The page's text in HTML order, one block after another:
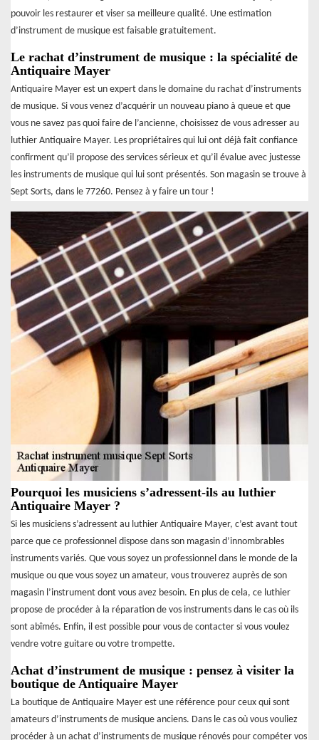
pouvoir les restaurer et viser sa meilleure qualité. Une estimation
d’instrument de musique est faisable gratuitement.
Le rachat d’instrument de musique : la spécialité de
Antiquaire Mayer
Antiquaire Mayer est un expert dans le domaine du rachat d’instruments
de musique. Si vous venez d’acquérir un nouveau piano à queue et que
vous ne savez pas quoi faire de l’ancienne, choisissez de vous adresser au
luthier Antiquaire Mayer. Les propriétaires qui lui ont déjà fait confiance
confirment qu’il propose des services sérieux et qu’il évalue avec justesse
les instruments de musique qui lui sont présentés. Son magasin se trouve à
Sept Sorts, dans le 77260. Pensez à y faire un tour !
Pourquoi les musiciens s’adressent-ils au luthier
Antiquaire Mayer ?
Si les musiciens s’adressent au luthier Antiquaire Mayer, c’est avant tout
parce que ce professionnel dispose dans son magasin d’innombrables
instruments variés. Que vous soyez un professionnel dans le monde de la
musique ou que vous soyez un amateur, vous trouverez auprès de son
magasin l’instrument dont vous avez besoin. En plus de cela, ce luthier
propose de procéder à la réparation de vos instruments dans le cas où ils
sont abîmés. Enfin, il est possible pour vous de contacter si vous voulez
vendre votre guitare ou votre trompette.
Achat d’instrument de musique : pensez à visiter la
boutique de Antiquaire Mayer
La boutique de Antiquaire Mayer est une référence pour ceux qui sont
amateurs d’instruments de musique anciens. Dans le cas où vous vouliez
procéder à un achat d’instruments de musique rénovés pour compéter vos